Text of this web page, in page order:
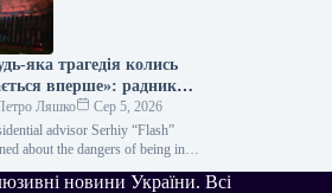
яка трагедія колись
вперше»: радник
закликає
евакуюватися з
під час
тривоги
Ляшко
Сер 5, 2026
advisor Serhiy “Flash”
about the dangers of being in
during an air raid alert.
“Flash” warned…
новини України. Всі